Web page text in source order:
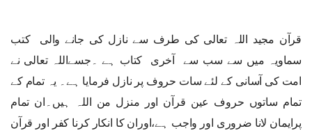
قرآن مجید اللہ تعالی کی طرف سے نازل کی جانے والی کتب
سماویہ میں سے سب سے آخری کتاب ہے ۔جسےاللہ تعالی نے
امت کی آسانی کے لئے سات حروف پر نازل فرمایا ہے۔ یہ تمام کے
تمام ساتوں حروف عین قرآن اور منزل من اللہ ہیں۔ان تمام
پرایمان لانا ضروری اور واجب ہے،اوران کا انکار کرنا کفر اور قرآن